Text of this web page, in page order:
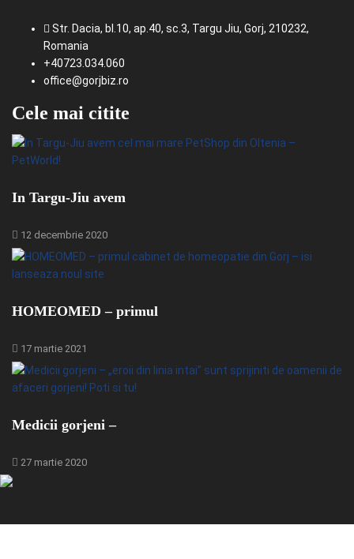
Str. Dacia, bl.10, ap.40, sc.3, Targu Jiu, Gorj, 210232,
Romania
+40723.034.060
office@gorjbiz.ro
Cele mai citite
In Targu-Jiu avem
12 decembrie 2020
HOMEOMED – primul
17 martie 2021
Medicii gorjeni –
27 martie 2020